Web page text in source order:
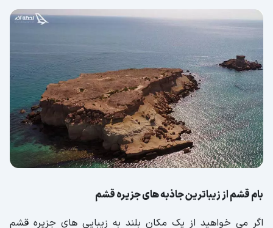
بام قشم از زیباترین جاذبه های جزیره قشم
اگر می خواهید از یک مکان بلند به زیبایی های جزیره قشم